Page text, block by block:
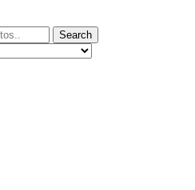
Search